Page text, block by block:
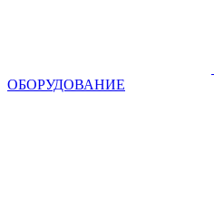
ОБОРУДОВАНИЕ